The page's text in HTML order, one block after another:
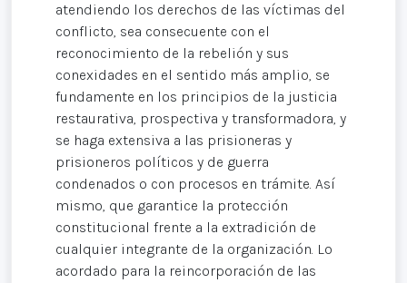
atendiendo los derechos de las víctimas del
conflicto, sea consecuente con el
reconocimiento de la rebelión y sus
conexidades en el sentido más amplio, se
fundamente en los principios de la justicia
restaurativa, prospectiva y transformadora, y
se haga extensiva a las prisioneras y
prisioneros políticos y de guerra
condenados o con procesos en trámite. Así
mismo, que garantice la protección
constitucional frente a la extradición de
cualquier integrante de la organización. Lo
acordado para la reincorporación de las